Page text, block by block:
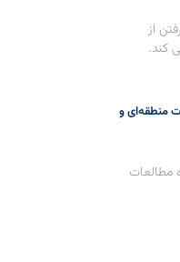
از
کند.
منطقه‌ای و
مطالعات